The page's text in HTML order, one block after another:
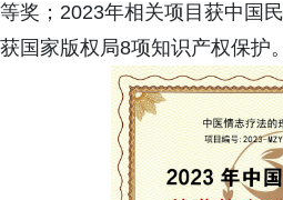
等奖；2023年相关项目获中国
获国家版权局8项知识产权保护。